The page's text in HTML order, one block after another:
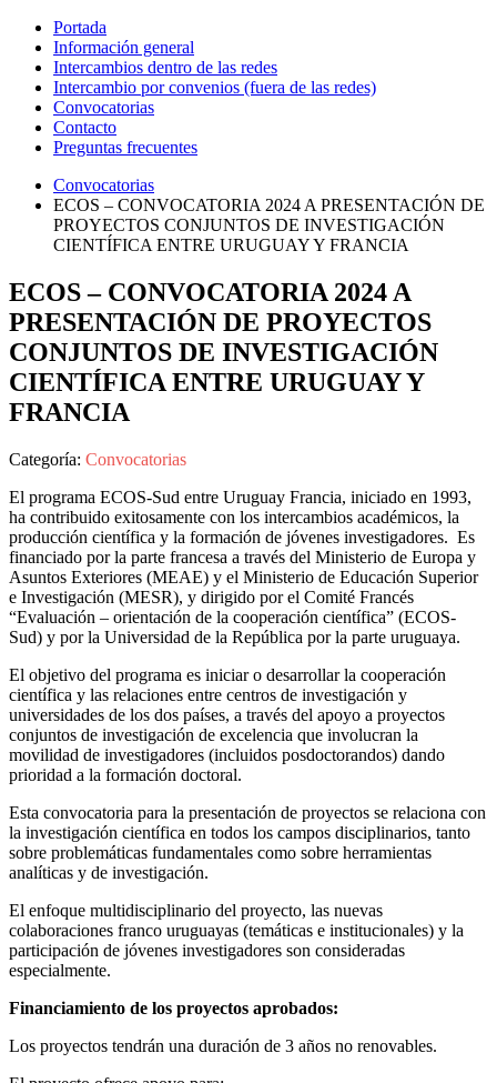
Portada
Información general
Intercambios dentro de las redes
Intercambio por convenios (fuera de las redes)
Convocatorias
Contacto
Preguntas frecuentes
Convocatorias
ECOS – CONVOCATORIA 2024 A PRESENTACIÓN DE
PROYECTOS CONJUNTOS DE INVESTIGACIÓN
CIENTÍFICA ENTRE URUGUAY Y FRANCIA
ECOS – CONVOCATORIA 2024 A
PRESENTACIÓN DE PROYECTOS
CONJUNTOS DE INVESTIGACIÓN
CIENTÍFICA ENTRE URUGUAY Y
FRANCIA
Categoría: Convocatorias
El programa ECOS-Sud entre Uruguay Francia, iniciado en 1993,
ha contribuido exitosamente con los intercambios académicos, la
producción científica y la formación de jóvenes investigadores. Es
financiado por la parte francesa a través del Ministerio de Europa y
Asuntos Exteriores (MEAE) y el Ministerio de Educación Superior
e Investigación (MESR), y dirigido por el Comité Francés
“Evaluación – orientación de la cooperación científica” (ECOS-
Sud) y por la Universidad de la República por la parte uruguaya.
El objetivo del programa es iniciar o desarrollar la cooperación
científica y las relaciones entre centros de investigación y
universidades de los dos países, a través del apoyo a proyectos
conjuntos de investigación de excelencia que involucran la
movilidad de investigadores (incluidos posdoctorandos) dando
prioridad a la formación doctoral.
Esta convocatoria para la presentación de proyectos se relaciona con
la investigación científica en todos los campos disciplinarios, tanto
sobre problemáticas fundamentales como sobre herramientas
analíticas y de investigación.
El enfoque multidisciplinario del proyecto, las nuevas
colaboraciones franco uruguayas (temáticas e institucionales) y la
participación de jóvenes investigadores son consideradas
especialmente.
Financiamiento de los proyectos aprobados:
Los proyectos tendrán una duración de 3 años no renovables.